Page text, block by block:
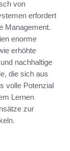
von
erfordert
Management.
enorme
erhöhte
nachhaltige
die sich aus
volle Potenzial
Lernen
zur